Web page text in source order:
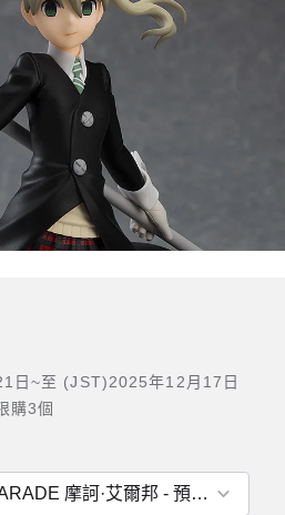
日~至 (JST)2025年12月17日
購3個